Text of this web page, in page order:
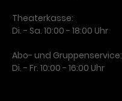
Theaterkasse:
Di. - Sa. 10:00 - 18:00 Uhr
Abo- und Gruppenservice:
Di. - Fr. 10:00 - 16:00 Uhr